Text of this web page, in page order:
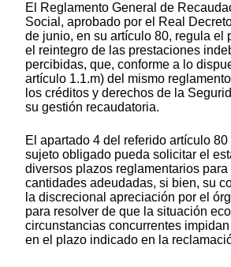
El Reglamento General de
Social, aprobado por el Real
de junio, en su artículo 80, regula el
el reintegro de las prestaciones
percibidas, que, conforme a lo
artículo 1.1.m) del mismo
los créditos y derechos de la
su gestión recaudatoria.
El apartado 4 del referido artículo
sujeto obligado pueda solicitar el
diversos plazos reglamentarios
cantidades adeudadas, si bien, su
la discrecional apreciación por el
para resolver de que la situación
circunstancias concurrentes
en el plazo indicado en la